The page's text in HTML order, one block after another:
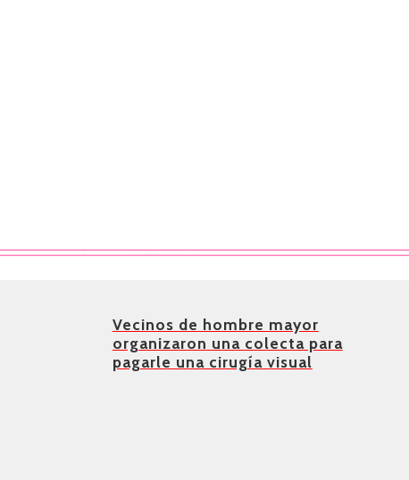
Vecinos de hombre mayor
organizaron una colecta para
pagarle una cirugía visual